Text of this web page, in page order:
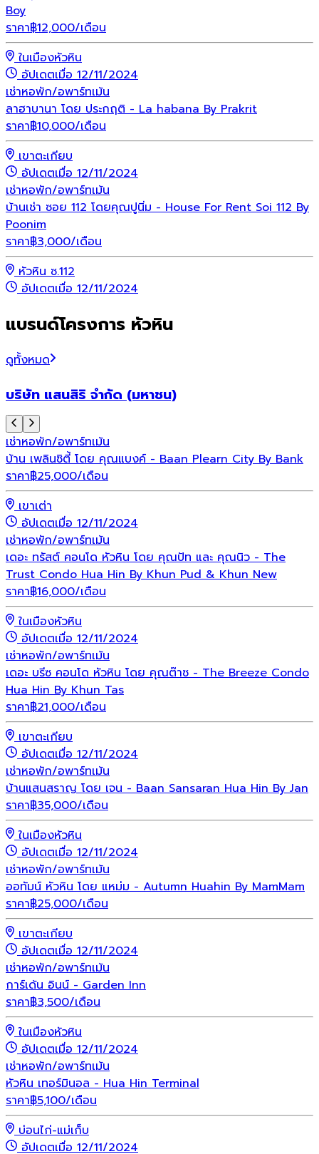
Boy
ราคา฿12,000/เดือน
ในเมืองหัวหิน
อัปเดตเมื่อ 12/11/2024
เช่าหอพัก/อพาร์ทเม้น
ลาฮาบานา โดย ประกฤติ - La habana By Prakrit
ราคา฿10,000/เดือน
เขาตะเกียบ
อัปเดตเมื่อ 12/11/2024
เช่าหอพัก/อพาร์ทเม้น
บ้านเช่า ซอย 112 โดยคุณปูนิ่ม - House For Rent Soi 112 By
Poonim
ราคา฿3,000/เดือน
หัวหิน ซ.112
อัปเดตเมื่อ 12/11/2024
แบรนด์โครงการ หัวหิน
ดูทั้งหมด
บริษัท แสนสิริ จำกัด (มหาชน)
เช่าหอพัก/อพาร์ทเม้น
บ้าน เพลินซิตี้ โดย คุณแบงค์ - Baan Plearn City By Bank
ราคา฿25,000/เดือน
เขาเต่า
อัปเดตเมื่อ 12/11/2024
เช่าหอพัก/อพาร์ทเม้น
เดอะ ทรัสต์ คอนโด หัวหิน โดย คุณปัท และ คุณนิว - The
Trust Condo Hua Hin By Khun Pud & Khun New
ราคา฿16,000/เดือน
ในเมืองหัวหิน
อัปเดตเมื่อ 12/11/2024
เช่าหอพัก/อพาร์ทเม้น
เดอะ บรีซ คอนโด หัวหิน โดย คุณต๊าซ - The Breeze Condo
Hua Hin By Khun Tas
ราคา฿21,000/เดือน
เขาตะเกียบ
อัปเดตเมื่อ 12/11/2024
เช่าหอพัก/อพาร์ทเม้น
บ้านแสนสราญ โดย เจน - Baan Sansaran Hua Hin By Jan
ราคา฿35,000/เดือน
ในเมืองหัวหิน
อัปเดตเมื่อ 12/11/2024
เช่าหอพัก/อพาร์ทเม้น
ออทัมน์ หัวหิน โดย แหม่ม - Autumn Huahin By MamMam
ราคา฿25,000/เดือน
เขาตะเกียบ
อัปเดตเมื่อ 12/11/2024
เช่าหอพัก/อพาร์ทเม้น
การ์เด้น อินน์ - Garden Inn
ราคา฿3,500/เดือน
ในเมืองหัวหิน
อัปเดตเมื่อ 12/11/2024
เช่าหอพัก/อพาร์ทเม้น
หัวหิน เทอร์มินอล - Hua Hin Terminal
ราคา฿5,100/เดือน
บ่อนไก่-แม่เก็บ
อัปเดตเมื่อ 12/11/2024